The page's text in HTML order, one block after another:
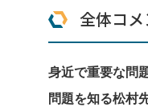
全体コメ
身近で重要な問
問題を知る松村